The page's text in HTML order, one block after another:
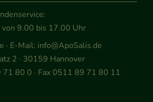
9.00 bis 17.00 Uhr
· E-Mail: info@ApoSalis.de
2 · 30159 Hannover
80 0 · Fax 0511 89 71 80 11